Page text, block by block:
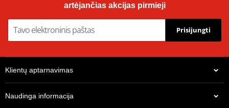
artėjančias akcijas pirmieji
Prisijungti
Klientų aptarnavimas
Naudinga informacija